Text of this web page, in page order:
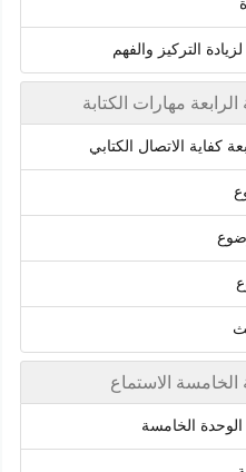
التركيز والفهم
مهارات الكتابة
كفاية الاتصال الكتابي
الاستماع
الخامسة